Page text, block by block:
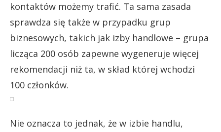
kontaktów możemy trafić. Ta sama zasada
sprawdza się także w przypadku grup
biznesowych, takich jak izby handlowe – grupa
licząca 200 osób zapewne wygeneruje więcej
rekomendacji niż ta, w skład której wchodzi
100 członków.
Nie oznacza to jednak, że w izbie handlu,